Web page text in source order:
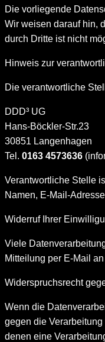
Die vorliegende
Wir weisen darauf hin,
durch Dritte ist nicht
Hinweis zur
Die verantwortliche
DDD³ UG
Hans-Böckler-Str.23
30851 Langenhagen
Tel. 0163 4573636
Verantwortliche Stelle
Namen, E-Mail-
Widerruf Ihrer
Viele
Mitteilung per E-Mail
Widerspruchsrecht
Wenn die
gegen die
denen eine